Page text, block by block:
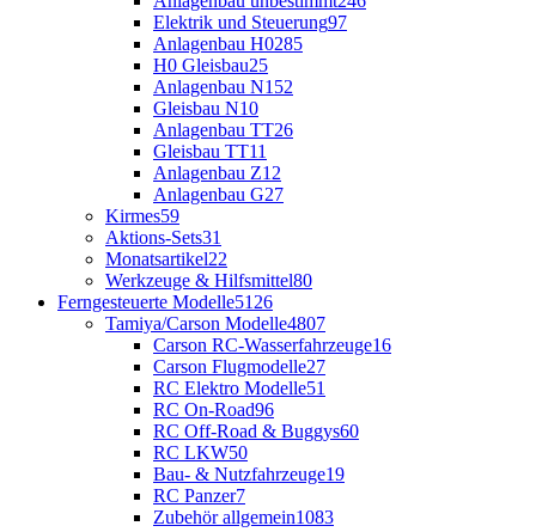
Elektrik und Steuerung97
Anlagenbau H0285
H0 Gleisbau25
Anlagenbau N152
Gleisbau N10
Anlagenbau TT26
Gleisbau TT11
Anlagenbau Z12
Anlagenbau G27
Kirmes59
Aktions-Sets31
Monatsartikel22
Werkzeuge & Hilfsmittel80
Ferngesteuerte Modelle5126
Tamiya/Carson Modelle4807
Carson RC-Wasserfahrzeuge16
Carson Flugmodelle27
RC Elektro Modelle51
RC On-Road96
RC Off-Road & Buggys60
RC LKW50
Bau- & Nutzfahrzeuge19
RC Panzer7
Zubehör allgemein1083